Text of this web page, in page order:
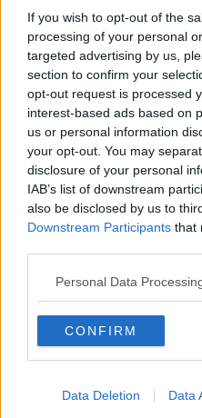
If you wish to opt-out of the
processing of your personal
targeted advertising by us,
section to confirm your
opt-out request is processed
interest-based ads based on
us or personal information
your opt-out. You may
disclosure of your personal
IAB’s list of downstream
also be disclosed by us to
Downstream Participants that
Personal Data
CONFIRM
Data Deletion Data
​Il passato, questo conosciuto!
​Clima ballerino e sbalzi d’umore
La maternità
​L’uomo o l’orso?
Non hanno un amico a teatro​
​Tutta una questione di rispetto
​Cose che ci esauriscono
​Vespa che passione!
​Lasciate ai vostri figli il diritto
​Parole d’amore regalate al
​Essere genitori di un
​Saper pazientare
​Giornata del Fiocchetto Lilla
Contornati di persone che…
Non dare niente per scontato
Che cos’è la dipendenza
Quarta tappa nelle
​Nuovi arrivi!
​Terza tappa nelle personalità: